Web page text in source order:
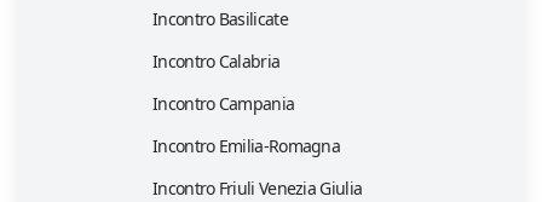
Incontro Basilicate
Incontro Calabria
Incontro Campania
Incontro Emilia-Romagna
Incontro Friuli Venezia Giulia